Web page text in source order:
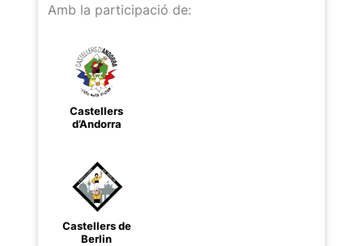
Amb la participació de:
Castellers
d’Andorra
Castellers de
Berlin